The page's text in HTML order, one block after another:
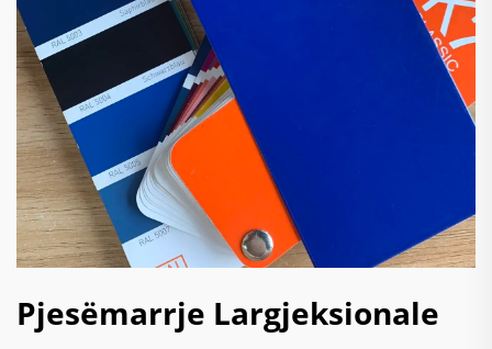
Pjesëmarrje Largjeksionale